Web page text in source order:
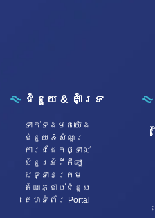
ជំនួយ & គាំទ្រ
ទាក់ទង​មក​​យើង
ជំនួយ & សំណួរ
ការជជែកផ្ទាល់
សំនួរអំពីកីឡា
សទ្ទានុក្រម
តំណភ្ជាប់ជំនួស
គេហទំព័រ Portal